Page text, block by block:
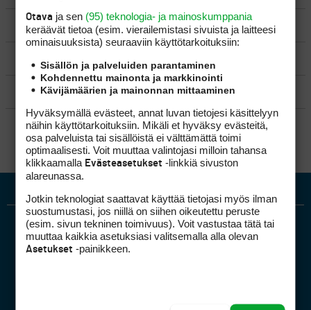
VÄLINEET
MATKAILU
KILPAGOLF & HARJOITTELU
SÄÄNNÖT
Otava ja sen (95) teknologia- ja mainoskumppania
keräävät tietoa (esim. vierailemis­tasi sivuista ja laitteesi
ominaisuuk­sista) seuraaviin käyttötarkoituksiin:
Sisällön ja palveluiden parantaminen
Kohdennettu mainonta ja markkinointi
Kävijämäärien ja mainonnan mittaaminen
Hyväksymällä evästeet, annat luvan tietojesi käsittelyyn
näihin käyttötarkoituksiin. Mikäli et hyväksy evästeitä,
osa palveluista tai sisällöistä ei välttämättä toimi
optimaalisesti. Voit muuttaa valintojasi milloin tahansa
klikkaamalla Evästeasetukset -linkkiä sivuston
alareunassa.
Jotkin teknologiat saattavat käyttää tietojasi myös ilman
suostumustasi, jos niillä on siihen oikeutettu peruste
(esim. sivun tekninen toimivuus). Voit vastustaa tätä tai
muuttaa kaikkia asetuksiasi valitsemalla alla olevan
Asetukset -painikkeen.